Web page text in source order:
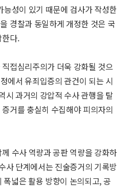
성이 있기 때문에 검사가 작성한
경찰과 동일하게 개정한 것은 국
다.
접심리주의가 더욱 강화될 것으
에서 유죄입증의 관건이 되는 시
시 과거의 강압적 수사 관행을 탈
거를 충실히 수집해야 피의자의
수사 역량과 공판 역량을 강화하
사 단계에서는 진술증거의 기록방
넓은 활용 방향이 논의되고, 공